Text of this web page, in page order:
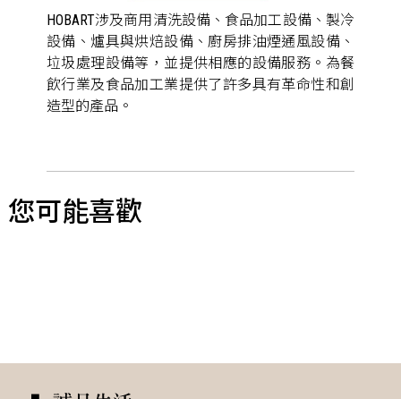
HOBART涉及商用清洗設備、食品加工設備、製冷
設備、爐具與烘焙設備、廚房排油煙通風設備、
垃圾處理設備等，並提供相應的設備服務。為餐
飲行業及食品加工業提供了許多具有革命性和創
造型的產品。
您可能喜歡